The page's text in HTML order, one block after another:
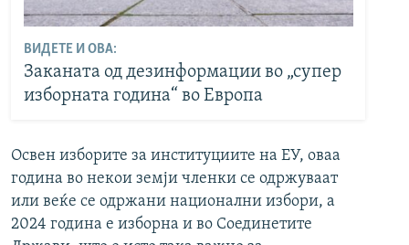
ВИДЕТЕ И ОВА:
Заканата од дезинформации во „супер
изборната година“ во Европа
Освен изборите за институциите на ЕУ, оваа
година во некои земји членки се одржуваат
или веќе се одржани национални избори, а
2024 година е изборна и во Соединетите